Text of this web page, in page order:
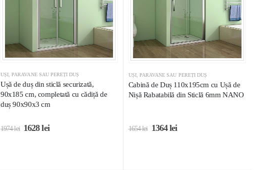
UȘI, PARAVANE SAU PEREȚI DUȘ
Ușă de duș din sticlă securizată,
90x185 cm, completată cu cădiță de
duș 90x90x3 cm
1974lei 1628lei
UȘI, PARAVANE SAU PEREȚI DUȘ
Cabină de Duș 110x195cm cu Ușă de
Nișă Rabatabilă din Sticlă 6mm NANO
1654lei 1364lei